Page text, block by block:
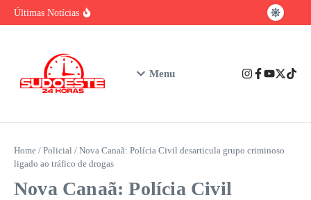
Ir para o conteúdo
Últimas Notícias
Nubank assume o posto de maior instituição
financeira privada do Brasil em número de
Menu
Home / Policial / Nova Canaã: Polícia Civil desarticula grupo criminoso
ligado ao tráfico de drogas
Nova Canaã: Polícia Civil